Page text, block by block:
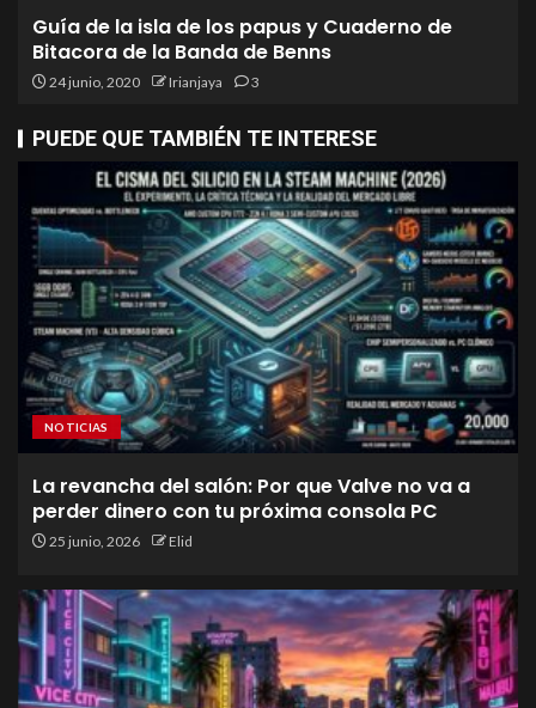
Guía de la isla de los papus y Cuaderno de
Bitacora de la Banda de Benns
24 junio, 2020 Irianjaya 3
PUEDE QUE TAMBIÉN TE INTERESE
NOTICIAS
La revancha del salón: Por que Valve no va a
perder dinero con tu próxima consola PC
25 junio, 2026 Elid